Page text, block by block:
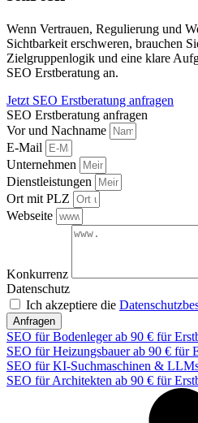
Wenn Vertrauen, Regulierung und
Sichtbarkeit erschweren, brauchen
Zielgruppenlogik und eine klare
SEO Erstberatung an.
Jetzt SEO Erstberatung anfragen
SEO Erstberatung anfragen
Vor und Nachname
E-Mail
Unternehmen
Dienstleistungen
Ort mit PLZ
Webseite
Konkurrenz
Datenschutz
Ich akzeptiere die
Anfragen
SEO für Bodenleger ab 90 € für
SEO für Heizungsbauer ab 90 € für
SEO für KI-Suchmaschinen &
SEO für Architekten ab 90 € für